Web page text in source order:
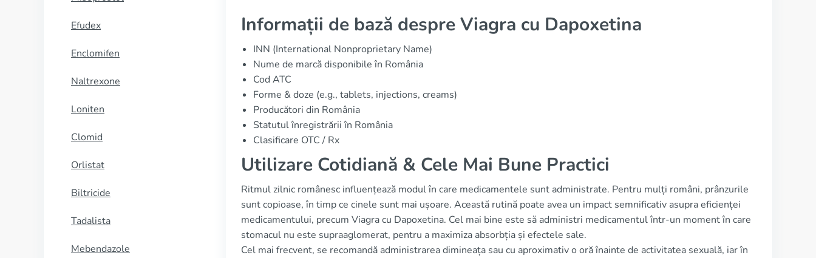
Efudex
Enclomifen
Naltrexone
Loniten
Clomid
Orlistat
Biltricide
Tadalista
Mebendazole
Informații de bază despre Viagra cu Dapoxetina
INN (International Nonproprietary Name)
Nume de marcă disponibile în România
Cod ATC
Forme & doze (e.g., tablets, injections, creams)
Producători din România
Statutul înregistrării în România
Clasificare OTC / Rx
Utilizare Cotidiană & Cele Mai Bune Practici
Ritmul zilnic românesc influențează modul în care medicamentele sunt administrate. Pentru mulți români, prânzurile
sunt copioase, în timp ce cinele sunt mai ușoare. Această rutină poate avea un impact semnificativ asupra eficienței
medicamentului, precum Viagra cu Dapoxetina. Cel mai bine este să administri medicamentul într-un moment în care
stomacul nu este supraaglomerat, pentru a maximiza absorbția și efectele sale.
Cel mai frecvent, se recomandă administrarea dimineața sau cu aproximativ o oră înainte de activitatea sexuală, iar în